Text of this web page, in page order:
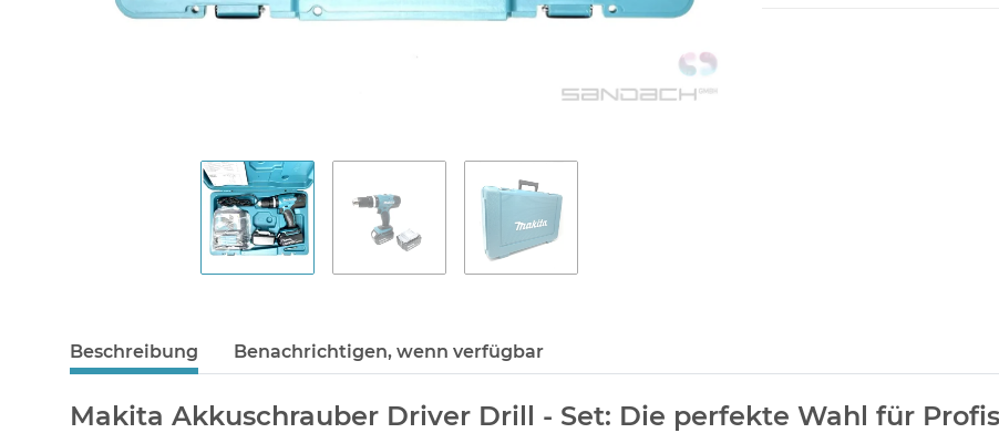
Beschreibung Benachrichtigen, wenn verfügbar
Makita Akkuschrauber Driver Drill - Set: Die perfekte Wahl für